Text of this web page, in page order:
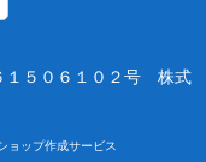
１５０６１０２号 株式
ョップ作成サービス